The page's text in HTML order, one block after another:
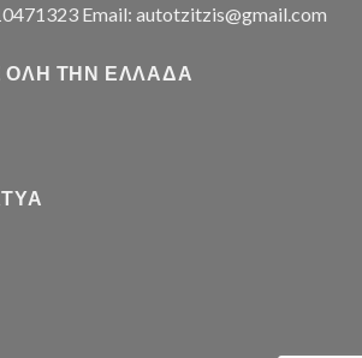
Email: autotzitzis@gmail.com
ΌΛΗ ΤΗΝ ΕΛΛΆΔΑ